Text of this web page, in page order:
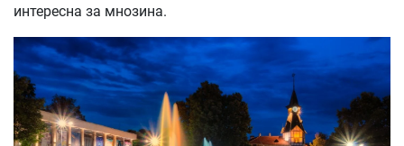
интересна за мнозина.